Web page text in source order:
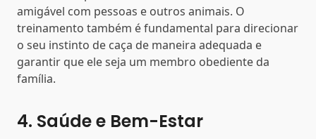
amigável com pessoas e outros animais. O
treinamento também é fundamental para direcionar
o seu instinto de caça de maneira adequada e
garantir que ele seja um membro obediente da
família.
4. Saúde e Bem-Estar